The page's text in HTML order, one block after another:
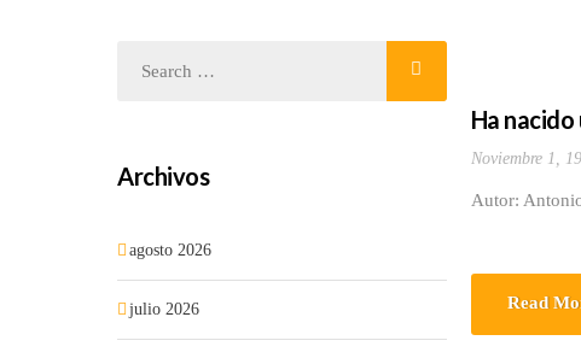
Ha
Noviembre 1,
Autor:
Read
Archivos
agosto 2026
julio 2026